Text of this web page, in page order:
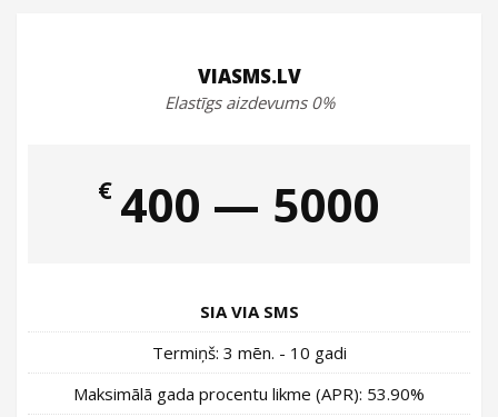
VIASMS.LV
Elastīgs aizdevums 0%
€ 400 — 5000
SIA VIA SMS
Termiņš: 3 mēn. - 10 gadi
Maksimālā gada procentu likme (APR): 53.90%